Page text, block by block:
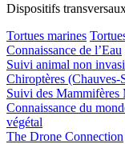
Dispositifs
Tortues marines
Connaissance de l’Eau
Suivi animal non
Chiroptères (Chauves-
Suivi des Mammifères
Connaissance du
végétal
The Drone Connection